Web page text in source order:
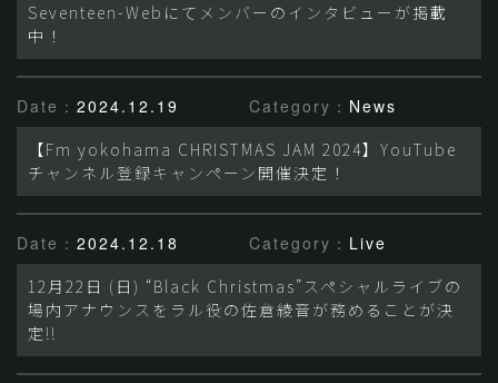
Seventeen-Webにてメンバーのインタビューが掲載
中！
Date： 2024.12.19 Category： News
【Fm yokohama CHRISTMAS JAM 2024】YouTube
チャンネル登録キャンペーン開催決定！
Date： 2024.12.18 Category： Live
12月22日 (日) “Black Christmas”スペシャルライブの
場内アナウンスをラル役の佐倉綾音が務めることが決
定!!